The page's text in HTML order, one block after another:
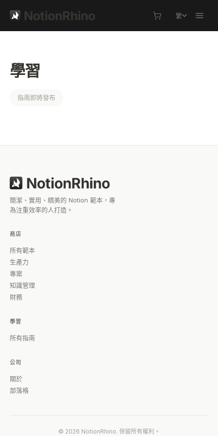
繁
學習
指南即將發布
簡潔、實用、精美的 Notion 範本，專
為注重效率的人打造。
商店
所有範本
生產力
專案
知識管理
財務
學習
所有指南
公司
關於
部落格
© 2026 NotionRhino. 保留所有權利。